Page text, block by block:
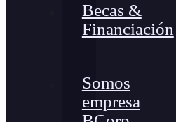
Becas &
Financiación
Somos
empresa